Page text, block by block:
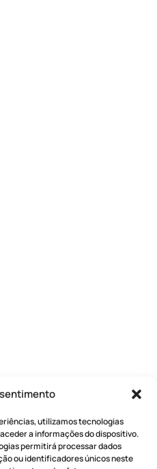
utilizamos tecnologias
a informações do dispositivo.
permitirá processar dados
ou identificadores únicos neste
AGORA
DE ÁUDIO